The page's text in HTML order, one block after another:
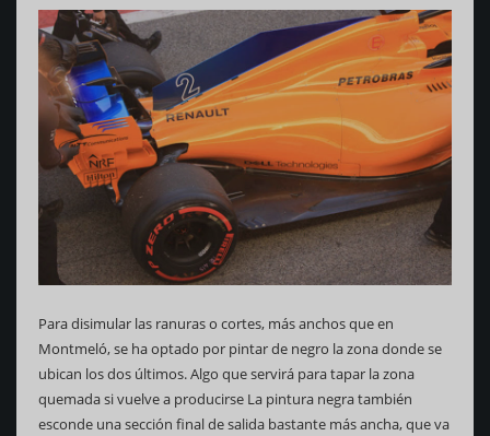
Para disimular las ranuras o cortes, más anchos que en
Montmeló, se ha optado por pintar de negro la zona donde se
ubican los dos últimos. Algo que servirá para tapar la zona
quemada si vuelve a producirse La pintura negra también
esconde una sección final de salida bastante más ancha, que va